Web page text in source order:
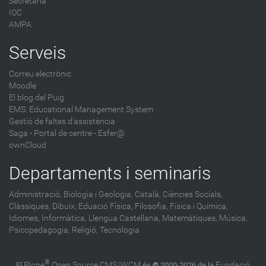
IOC
AMPA
Serveis
Correu electrònic
Moodle
El blog del Puig
EMS: Educational Management System
Gestió de faltes d'assistència
Saga - Portal de centre - Esfer@
ownCloud
Departaments i seminaris
Administració, Biologia i Geologia, Català, Ciències Socials,
Clàssiques, Dibuix, Eduació Física, Filosofia, Física i Química,
Idiomes, Informàtica, Llengua Castellana, Matemàtiques, Música,
Psicopedagogia, Religió, Tecnologia
®